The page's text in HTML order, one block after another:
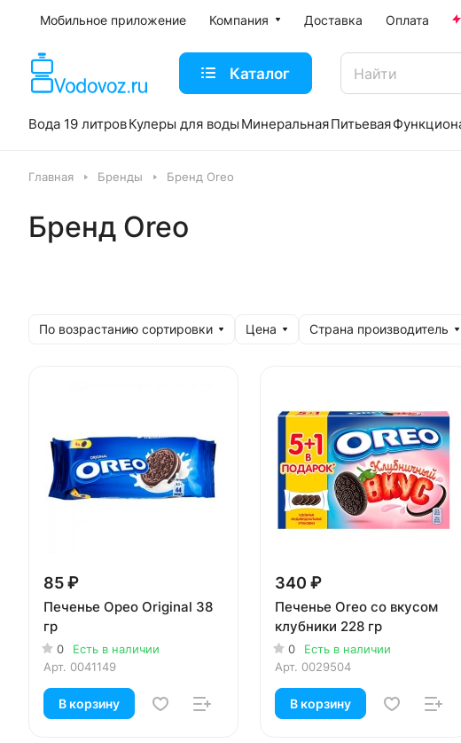
Мобильное приложение Компания Доставка Оплата
Каталог
Вода 19 литровКулеры для воды МинеральнаяПитьевая
Главная Бренды Бренд Oreo
Бренд Oreo
По возрастанию сортировки Цена Страна производитель
85 ₽
Печенье Орео Original 38
гр
0
Есть в наличии
Арт. 0041149
В корзину
340 ₽
Печенье Oreo со вкусом
клубники 228 гр
0
Есть в наличии
Арт. 0029504
В корзину